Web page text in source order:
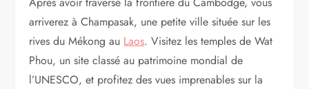
arriverez à Champasak, une petite ville située sur les
rives du Mékong au Laos. Visitez les temples de Wat
Phou, un site classé au patrimoine mondial de
l’UNESCO, et profitez des vues imprenables sur la